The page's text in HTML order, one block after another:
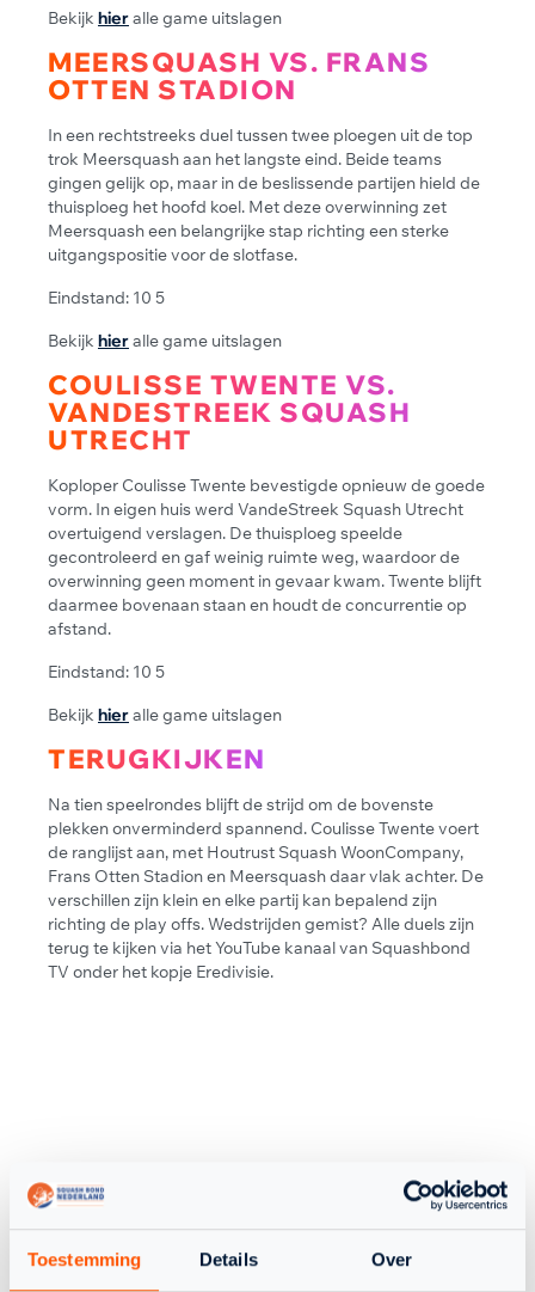
Toestemming Details Over
Bekijk hieralle game uitslagen
MEERSQUASH VS. FRANS
OTTEN STADION
In een rechtstreeks duel tussen twee ploegen uit de top
trok Meersquash aan het langste eind. Beide teams
gingen gelijk op, maar in de beslissende partijen hield de
thuisploeg het hoofd koel. Met deze overwinning zet
Meersquash een belangrijke stap richting een sterke
uitgangspositie voor de slotfase.
Eindstand: 10 5
Bekijk hieralle game uitslagen
COULISSE TWENTE VS.
VANDESTREEK SQUASH
UTRECHT
Koploper Coulisse Twente bevestigde opnieuw de goede
vorm. In eigen huis werd VandeStreek Squash Utrecht
overtuigend verslagen. De thuisploeg speelde
gecontroleerd en gaf weinig ruimte weg, waardoor de
overwinning geen moment in gevaar kwam. Twente blijft
daarmee bovenaan staan en houdt de concurrentie op
afstand.
Eindstand: 10 5
Bekijk hieralle game uitslagen
TERUGKIJKEN
Na tien speelrondes blijft de strijd om de bovenste
plekken onverminderd spannend. Coulisse Twente voert
de ranglijst aan, met Houtrust Squash WoonCompany,
Frans Otten Stadion en Meersquash daar vlak achter. De
verschillen zijn klein en elke partij kan bepalend zijn
richting de play offs. Wedstrijden gemist? Alle duels zijn
terug te kijken via het YouTube kanaal van Squashbond
TV onder het kopje Eredivisie.